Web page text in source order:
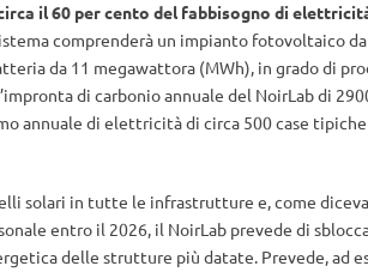
il 60 per cento del fabbisogno di
comprenderà un impianto fotovoltaico
da 11 megawattora (MWh), in grado di
di carbonio annuale del NoirLab di
annuale di elettricità di circa 500 case
solari in tutte le infrastrutture e, come
entro il 2026, il NoirLab prevede di
delle strutture più datate. Prevede, ad